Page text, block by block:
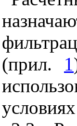
(прил. 1